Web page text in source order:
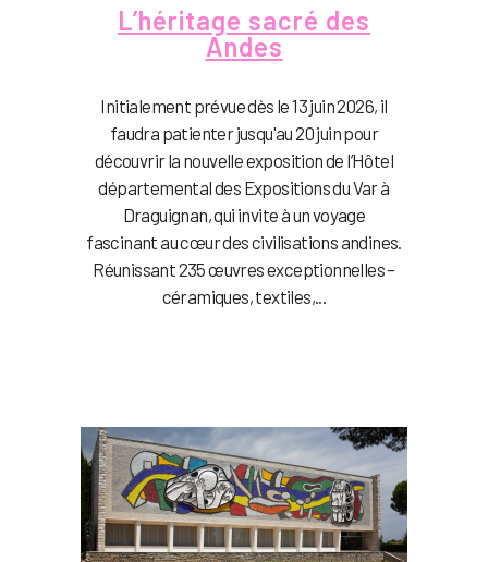
L’héritage sacré des
Andes
Initialement prévue dès le 13 juin 2026, il
faudra patienter jusqu'au 20 juin pour
découvrir la nouvelle exposition de l’Hôtel
départemental des Expositions du Var à
Draguignan, qui invite à un voyage
fascinant au cœur des civilisations andines.
Réunissant 235 œuvres exceptionnelles –
céramiques, textiles,...